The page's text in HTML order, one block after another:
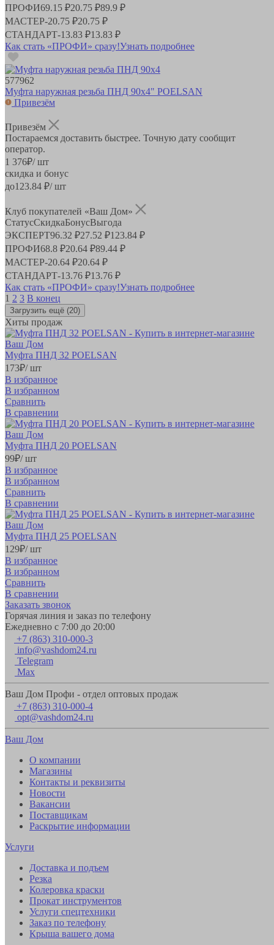
ПРОФИ69.15 ₽20.75 ₽89.9 ₽
МАСТЕР-20.75 ₽20.75 ₽
СТАНДАРТ-13.83 ₽13.83 ₽
Как стать «ПРОФИ» сразу!Узнать подробнее
577962
Муфта наружная резьба ПНД 90х4" POELSAN
Привезём
Привезём
Постараемся доставить быстрее. Точную дату сообщит
оператор.
1 376₽/ шт
скидка и бонус
до123.84 ₽/ шт
Клуб покупателей «Ваш Дом»
СтатусСкидкаБонусВыгода
ЭКСПЕРТ96.32 ₽27.52 ₽123.84 ₽
ПРОФИ68.8 ₽20.64 ₽89.44 ₽
МАСТЕР-20.64 ₽20.64 ₽
СТАНДАРТ-13.76 ₽13.76 ₽
Как стать «ПРОФИ» сразу!Узнать подробнее
1 2 3 В конец
Загрузить ещё (20)
Хиты продаж
Муфта ПНД 32 POELSAN
173₽/ шт
В избранное
В избранном
Сравнить
В сравнении
Муфта ПНД 20 POELSAN
99₽/ шт
В избранное
В избранном
Сравнить
В сравнении
Муфта ПНД 25 POELSAN
129₽/ шт
В избранное
В избранном
Сравнить
В сравнении
Заказать звонок
Горячая линия и заказ по телефону
Ежедневно с 7:00 до 20:00
+7 (863) 310-000-3
info@vashdom24.ru
Telegram
Max
Ваш Дом Профи - отдел оптовых продаж
+7 (863) 310-000-4
opt@vashdom24.ru
Ваш Дом
О компании
Магазины
Контакты и реквизиты
Новости
Вакансии
Поставщикам
Раскрытие информации
Услуги
Доставка и подъем
Резка
Колеровка краски
Прокат инструментов
Услуги спецтехники
Заказ по телефону
Крыша вашего дома